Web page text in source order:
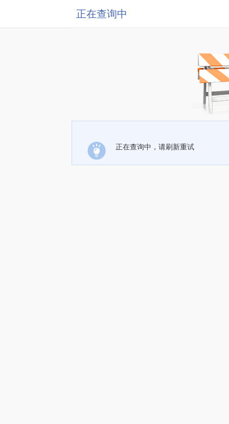
正在查询中
正在查询中，请刷新重试